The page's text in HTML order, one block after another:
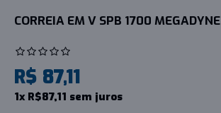
CORREIA EM V SPB 1700 MEGADYNE
R$ 87,11
1x R$87,11 sem juros